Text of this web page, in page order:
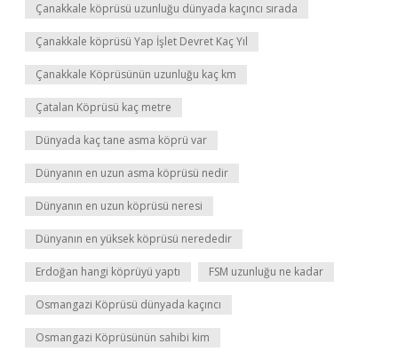
Çanakkale köprüsü uzunluğu dünyada kaçıncı sırada
Çanakkale köprüsü Yap İşlet Devret Kaç Yıl
Çanakkale Köprüsünün uzunluğu kaç km
Çatalan Köprüsü kaç metre
Dünyada kaç tane asma köprü var
Dünyanın en uzun asma köprüsü nedir
Dünyanın en uzun köprüsü neresi
Dünyanın en yüksek köprüsü nerededir
Erdoğan hangi köprüyü yaptı FSM uzunluğu ne kadar
Osmangazi Köprüsü dünyada kaçıncı
Osmangazi Köprüsünün sahibi kim